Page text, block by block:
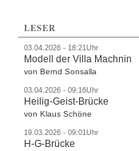
LESER
03.04.2026 - 18:21Uhr
Modell der Villa Machnin
von Bernd Sonsalla
03.04.2026 - 09:16Uhr
Heilig-Geist-Brücke
von Klaus Schöne
19.03.2026 - 09:01Uhr
H-G-Brücke